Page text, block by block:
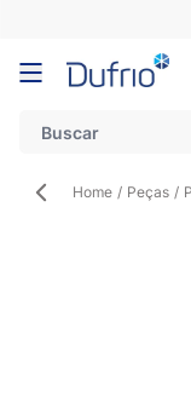
Pular para o conteúdo
Home / Peças /